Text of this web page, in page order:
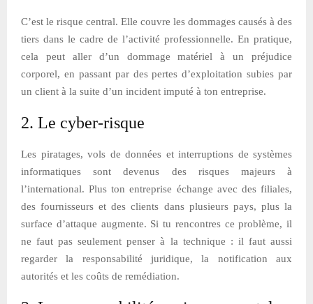
C’est le risque central. Elle couvre les dommages causés à des
tiers dans le cadre de l’activité professionnelle. En pratique,
cela peut aller d’un dommage matériel à un préjudice
corporel, en passant par des pertes d’exploitation subies par
un client à la suite d’un incident imputé à ton entreprise.
2. Le cyber-risque
Les piratages, vols de données et interruptions de systèmes
informatiques sont devenus des risques majeurs à
l’international. Plus ton entreprise échange avec des filiales,
des fournisseurs et des clients dans plusieurs pays, plus la
surface d’attaque augmente. Si tu rencontres ce problème, il
ne faut pas seulement penser à la technique : il faut aussi
regarder la responsabilité juridique, la notification aux
autorités et les coûts de remédiation.